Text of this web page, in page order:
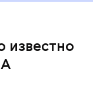
известно